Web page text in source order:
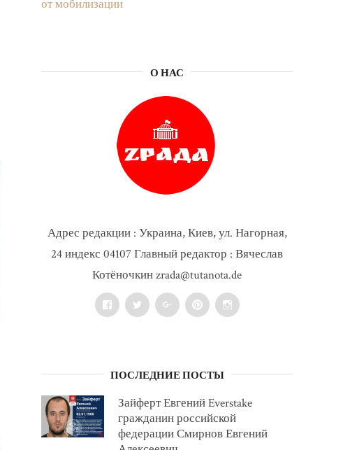
от мобилизации
О НАС
Адрес редакции : Украина, Киев, ул. Нагорная,
24 индекс 04107 Главный редактор : Вячеслав
Котёночкин zrada@tutanota.de
FacebookTwitter Google+PinterestInstagram
ПОСЛЕДНИЕ ПОСТЫ
Зайферт Евгений Everstake
гражданин российской
федерации Смирнов Евгений